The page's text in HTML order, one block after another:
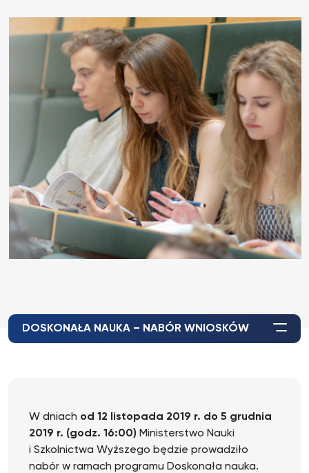
DOSKONAŁA NAUKA – NABÓR WNIOSKÓW
W dniach od 12 listopada 2019 r. do 5 grudnia
2019 r. (godz. 16:00) Ministerstwo Nauki
i Szkolnictwa Wyższego będzie prowadziło
nabór w ramach programu Doskonała nauka.